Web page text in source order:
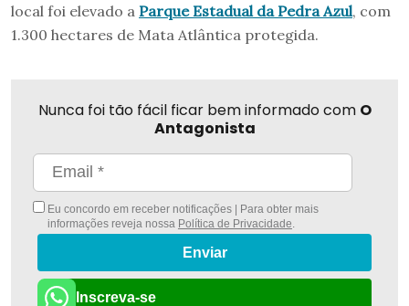
local foi elevado a Parque Estadual da Pedra Azul, com
1.300 hectares de Mata Atlântica protegida.
Nunca foi tão fácil ficar bem informado com O
Antagonista
Eu concordo em receber notificações | Para obter mais
informações reveja nossa Política de Privacidade
Enviar
Inscreva-se